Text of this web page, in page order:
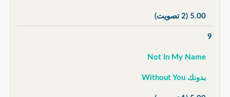
5.00 (2 تصويت)
9
Not In My Name
بدونك Without You